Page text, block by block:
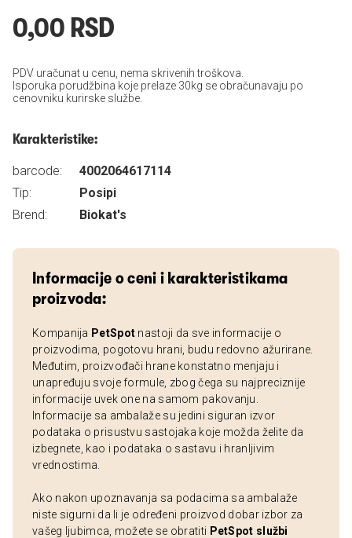
0,00 RSD
PDV uračunat u cenu, nema skrivenih troškova.
Isporuka porudžbina koje prelaze 30kg se obračunavaju po
cenovniku kurirske službe.
Karakteristike:
barcode:
4002064617114
Tip:
Posipi
Brend:
Biokat's
Informacije o ceni i karakteristikama
proizvoda:
Kompanija PetSpot nastoji da sve informacije o
proizvodima, pogotovu hrani, budu redovno ažurirane.
Međutim, proizvođači hrane konstatno menjaju i
unapređuju svoje formule, zbog čega su najpreciznije
informacije uvek one na samom pakovanju.
Informacije sa ambalaže su jedini siguran izvor
podataka o prisustvu sastojaka koje možda želite da
izbegnete, kao i podataka o sastavu i hranljivim
vrednostima.
Ako nakon upoznavanja sa podacima sa ambalaže
niste sigurni da li je određeni proizvod dobar izbor za
vašeg ljubimca, možete se obratiti PetSpot službi